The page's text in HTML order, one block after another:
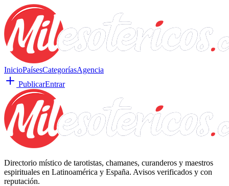
InicioPaísesCategoríasAgencia
PublicarEntrar
Directorio místico de tarotistas, chamanes, curanderos y maestros
espirituales en Latinoamérica y España. Avisos verificados y con
reputación.